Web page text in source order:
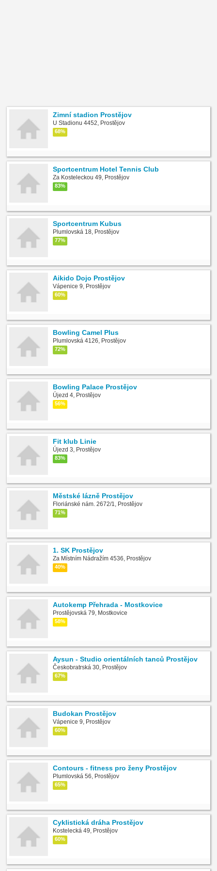
Zimní stadion Prostějov
U Stadionu 4452, Prostějov
68%
Sportcentrum Hotel Tennis Club
Za Kosteleckou 49, Prostějov
83%
Sportcentrum Kubus
Plumlovská 18, Prostějov
77%
Aikido Dojo Prostějov
Vápenice 9, Prostějov
60%
Bowling Camel Plus
Plumlovská 4126, Prostějov
72%
Bowling Palace Prostějov
Újezd 4, Prostějov
56%
Fit klub Linie
Újezd 3, Prostějov
83%
Městské lázně Prostějov
Floriánské nám. 2672/1, Prostějov
71%
1. SK Prostějov
Za Místním Nádražím 4536, Prostějov
40%
Autokemp Přehrada - Mostkovice
Prostějovská 79, Mostkovice
58%
Aysun - Studio orientálních tanců Prostějov
Českobratrská 30, Prostějov
67%
Budokan Prostějov
Vápenice 9, Prostějov
60%
Contours - fitness pro ženy Prostějov
Plumlovská 56, Prostějov
65%
Cyklistická dráha Prostějov
Kostelecká 49, Prostějov
60%